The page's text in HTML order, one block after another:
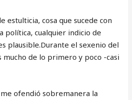
estulticia, cosa que sucede con
política, cualquier indicio de
plausible.Durante el sexenio del
mucho de lo primero y poco -casi
ofendió sobremanera la